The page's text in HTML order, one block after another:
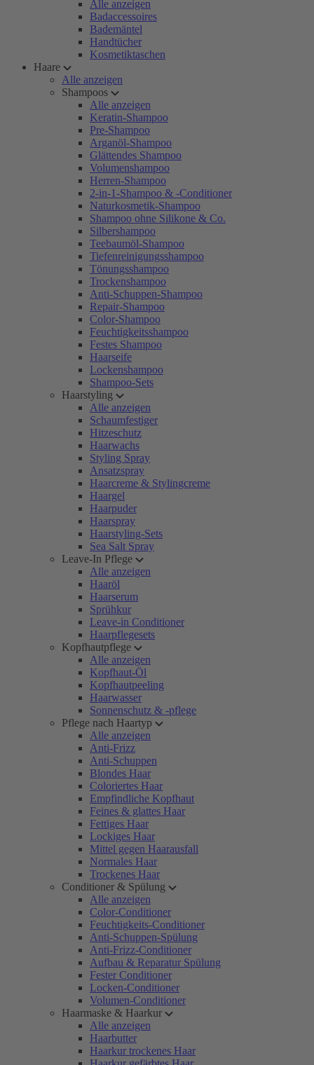
Alle anzeigen
Badaccessoires
Bademäntel
Handtücher
Kosmetiktaschen
Haare
Alle anzeigen
Shampoos
Alle anzeigen
Keratin-Shampoo
Pre-Shampoo
Arganöl-Shampoo
Glättendes Shampoo
Volumenshampoo
Herren-Shampoo
2-in-1-Shampoo & -Conditioner
Naturkosmetik-Shampoo
Shampoo ohne Silikone & Co.
Silbershampoo
Teebaumöl-Shampoo
Tiefenreinigungsshampoo
Tönungsshampoo
Trockenshampoo
Anti-Schuppen-Shampoo
Repair-Shampoo
Color-Shampoo
Feuchtigkeitsshampoo
Festes Shampoo
Haarseife
Lockenshampoo
Shampoo-Sets
Haarstyling
Alle anzeigen
Schaumfestiger
Hitzeschutz
Haarwachs
Styling Spray
Ansatzspray
Haarcreme & Stylingcreme
Haargel
Haarpuder
Haarspray
Haarstyling-Sets
Sea Salt Spray
Leave-In Pflege
Alle anzeigen
Haaröl
Haarserum
Sprühkur
Leave-in Conditioner
Haarpflegesets
Kopfhautpflege
Alle anzeigen
Kopfhaut-Öl
Kopfhautpeeling
Haarwasser
Sonnenschutz & -pflege
Pflege nach Haartyp
Alle anzeigen
Anti-Frizz
Anti-Schuppen
Blondes Haar
Coloriertes Haar
Empfindliche Kopfhaut
Feines & glattes Haar
Fettiges Haar
Lockiges Haar
Mittel gegen Haarausfall
Normales Haar
Trockenes Haar
Conditioner & Spülung
Alle anzeigen
Color-Conditioner
Feuchtigkeits-Conditioner
Anti-Schuppen-Spülung
Anti-Frizz-Conditioner
Aufbau & Reparatur Spülung
Fester Conditioner
Locken-Conditioner
Volumen-Conditioner
Haarmaske & Haarkur
Alle anzeigen
Haarbutter
Haarkur trockenes Haar